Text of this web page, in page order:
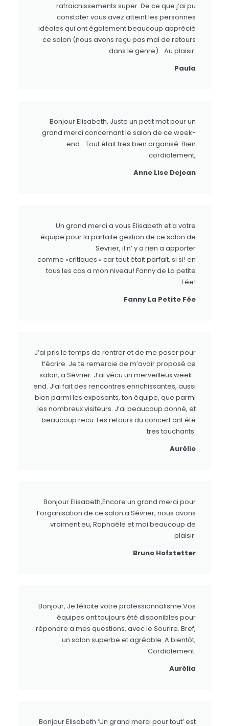
rafraichissements super. De ce que j’ai pu
constater vous avez atteint les personnes
idéales qui ont également beaucoup apprécié
ce salon (nous avons reçu pas mal de retours
dans le genre). Au plaisir.
Paula
Bonjour Elisabeth, Juste un petit mot pour un
grand merci concernant le salon de ce week-
end. Tout était tres bien organisé. Bien
cordialement,
Anne Lise Dejean
Un grand merci a vous Elisabeth et a votre
équipe pour la parfaite gestion de ce salon de
Sevrier, il n’ y a rien a apporter
comme »critiques » car tout était parfait, si si! en
tous les cas a mon niveau! Fanny de La petite
Fée!
Fanny La Petite Fée
J’ai pris le temps de rentrer et de me poser pour
t’écrire. Je te remercie de m’avoir proposé ce
salon, a Sévrier. J’ai vécu un merveilleux week-
end. J’ai fait des rencontres enrichissantes, aussi
bien parmi les exposants, ton équipe, que parmi
les nombreux visiteurs. J’ai beaucoup donné, et
beaucoup recu. Les retours du concert ont été
tres touchants.
Aurélie
Bonjour Elisabeth,Encore un grand merci pour
l’organisation de ce salon a Sévrier, nous avons
vraiment eu, Raphaële et moi beaucoup de
plaisir.
Bruno Hofstetter
Bonjour, Je félicite votre professionnalisme.Vos
équipes ont toujours été disponibles pour
répondre a mes questions, avec le Sourire. Bref,
un salon superbe et agréable. A bientôt,
Cordialement.
Aurélia
Bonjour Elisabeth ‘Un grand merci pour tout’ est